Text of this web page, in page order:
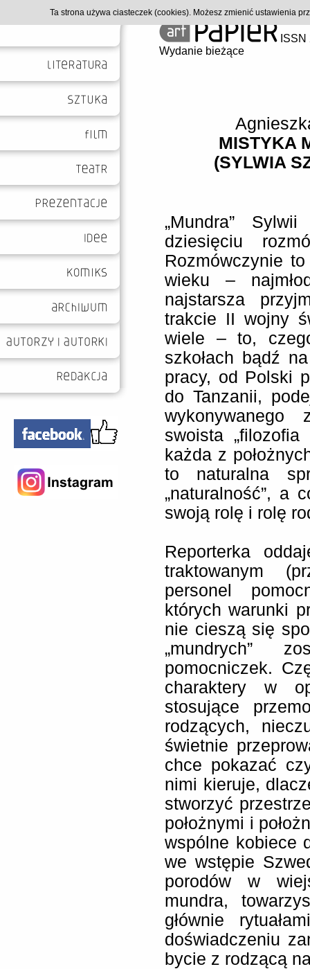
Wydanie bieżące
MISTYKA
(SYLWIA
„Mundra”
dziesięciu
Rozmówczynie
wieku –
najstarsza
trakcie II wojny
wiele – to,
szkołach bądź
pracy, od Polski
do Tanzanii,
wykonywanego
swoista
każda z
to naturalna
„naturalność”, a
swoją rolę i rolę
Reporterka
traktowanym
personel
których warunki
nie cieszą się
„mundrych”
pomocniczek.
charaktery w
stosujące
rodzących,
świetnie
chce pokazać
nimi kieruje,
stworzyć
położnymi i
wspólne kobiece
we wstępie
porodów w
mundra,
głównie
doświadczeniu
bycie z rodzącą
Ta strona używa ciasteczek (cookies). Możesz zmienić ustawienia